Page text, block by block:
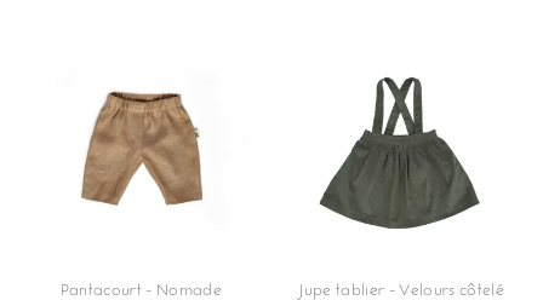
Pantacourt - Nomade
Jupe tablier - Velours côtelé